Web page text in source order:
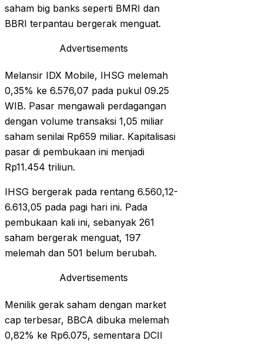
saham big banks seperti BMRI dan
BBRI terpantau bergerak menguat.
Advertisements
Melansir IDX Mobile, IHSG melemah
0,35% ke 6.576,07 pada pukul 09.25
WIB. Pasar mengawali perdagangan
dengan volume transaksi 1,05 miliar
saham senilai Rp659 miliar. Kapitalisasi
pasar di pembukaan ini menjadi
Rp11.454 triliun.
IHSG bergerak pada rentang 6.560,12-
6.613,05 pada pagi hari ini. Pada
pembukaan kali ini, sebanyak 261
saham bergerak menguat, 197
melemah dan 501 belum berubah.
Advertisements
Menilik gerak saham dengan market
cap terbesar, BBCA dibuka melemah
0,82% ke Rp6.075, sementara DCII